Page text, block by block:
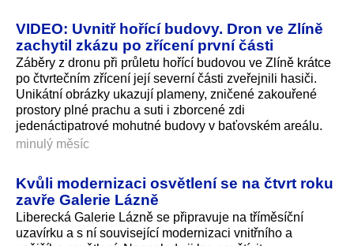
VIDEO: Uvnitř hořící budovy. Dron ve Zlíně
zachytil zkázu po zřícení první části
Záběry z dronu při průletu hořící budovou ve Zlíně krátce
po čtvrtečním zřícení její severní části zveřejnili hasiči.
Unikátní obrázky ukazují plameny, zničené zakouřené
prostory plné prachu a suti i zborcené zdi
jedenáctipatrové mohutné budovy v baťovském areálu.
minulý měsíc
Kvůli modernizaci osvětlení se na čtvrt roku
zavře Galerie Lázně
Liberecká Galerie Lázně se připravuje na tříměsíční
uzavírku a s ní související modernizaci vnitřního a